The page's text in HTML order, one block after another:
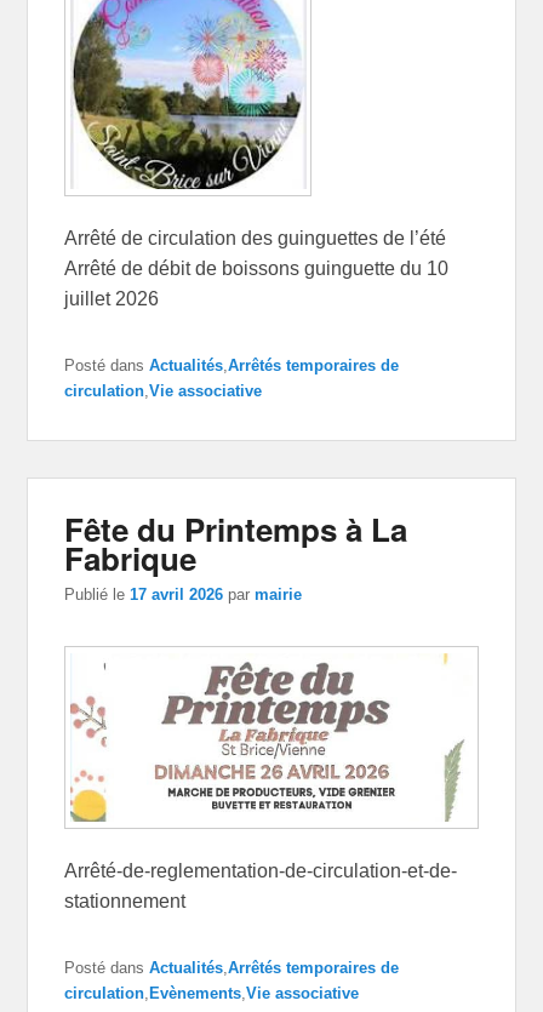
Arrêté de circulation des guinguettes de l’été
Arrêté de débit de boissons guinguette du 10
juillet 2026
Posté dans Actualités ,Arrêtés temporaires de
circulation ,Vie associative
Fête du Printemps à La
Fabrique
Publié le17 avril 2026 parmairie
Arrêté-de-reglementation-de-circulation-et-de-
stationnement
Posté dans Actualités ,Arrêtés temporaires de
circulation Evènements ,Vie associative